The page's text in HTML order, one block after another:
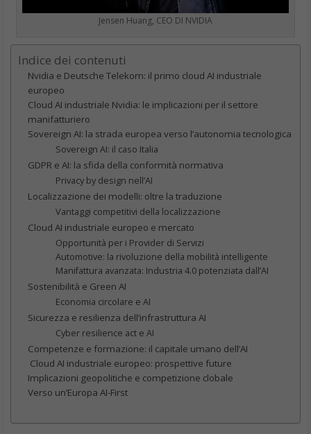
Jensen Huang, CEO DI NVIDIA
Indice dei contenuti
Nvidia e Deutsche Telekom: il primo cloud AI industriale
europeo
Cloud AI industriale Nvidia: le implicazioni per il settore
manifatturiero
Sovereign AI: la strada europea verso l’autonomia tecnologica
Sovereign AI: il caso Italia
GDPR e AI: la sfida della conformità normativa
Privacy by design nell’AI
Localizzazione dei modelli: oltre la traduzione
Vantaggi competitivi della localizzazione
Cloud AI industriale europeo e mercato
Opportunità per i Provider di Servizi
Automotive: la rivoluzione della mobilità intelligente
Manifattura avanzata: Industria 4.0 potenziata dall’AI
Sostenibilità e Green AI
Economia circolare e AI
Sicurezza e resilienza dell’infrastruttura AI
Cyber resilience act e AI
Competenze e formazione: il capitale umano dell’AI
Cloud AI industriale europeo: prospettive future
Implicazioni geopolitiche e competizione clobale
Verso un’Europa AI-First